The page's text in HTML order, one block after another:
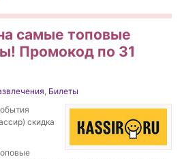
самые топовые
Промокод по 31
, Билеты
скидка